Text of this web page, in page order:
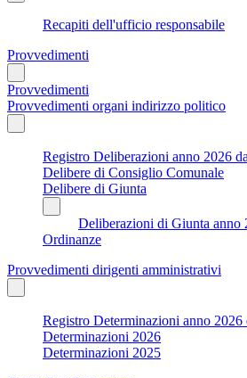
Recapiti dell'ufficio responsabile
Provvedimenti
Provvedimenti
Provvedimenti organi indirizzo politico
Registro Deliberazioni anno 2026
Delibere di Consiglio Comunale
Delibere di Giunta
Deliberazioni di Giunta anno
Ordinanze
Provvedimenti dirigenti amministrativi
Registro Determinazioni anno 2026
Determinazioni 2026
Determinazioni 2025